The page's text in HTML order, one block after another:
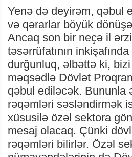
Yenə də deyirəm, qəbul
və qərarlar böyük
Ancaq son bir neçə il
təsərrüfatının
durğunluq, əlbəttə ki,
məqsədlə Dövlət
qəbul ediləcək. Bununla
rəqəmləri səsləndirmək
xüsusilə özəl sektora
mesaj olacaq. Çünki
rəqəmləri bilirlər. Özəl